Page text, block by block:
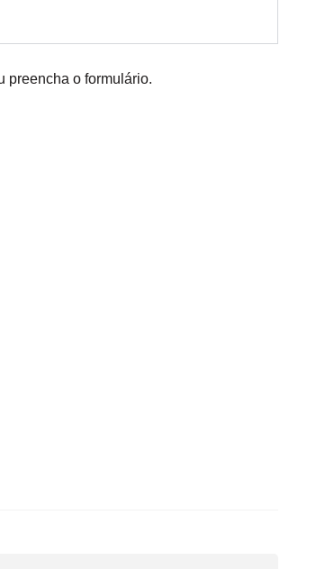
preencha o formulário.